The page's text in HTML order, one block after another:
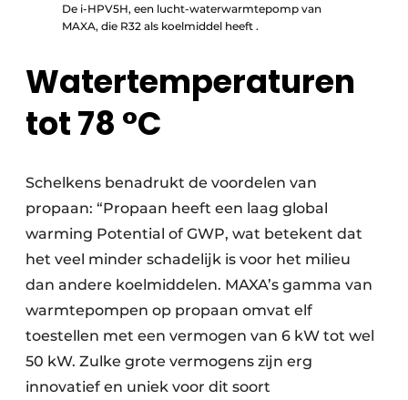
De i-HPV5H, een lucht-waterwarmtepomp van
MAXA, die R32 als koelmiddel heeft .
Watertemperaturen
tot 78 °C
Schelkens benadrukt de voordelen van
propaan: “Propaan heeft een laag global
warming Potential of GWP, wat betekent dat
het veel minder schadelijk is voor het milieu
dan andere koelmiddelen. MAXA’s gamma van
warmtepompen op propaan omvat elf
toestellen met een vermogen van 6 kW tot wel
50 kW. Zulke grote vermogens zijn erg
innovatief en uniek voor dit soort